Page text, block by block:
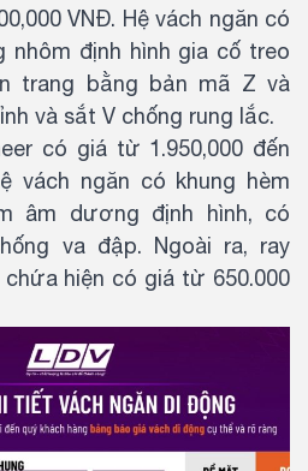
VNĐ. Hệ vách ngăn có
nhôm định hình gia cố treo
trang bằng bản mã Z và
và sắt V chống rung lắc.
có giá từ 1.950,000 đến
vách ngăn có khung hèm
âm dương định hình, có
va đập. Ngoài ra, ray
hiện có giá từ 650.000